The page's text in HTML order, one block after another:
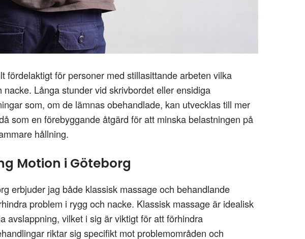
fördelaktigt för personer med stillasittande arbeten vilka
Långa stunder vid skrivbordet eller ensidiga
som, om de lämnas obehandlade, kan utvecklas till mer
som en förebyggande åtgärd för att minska belastningen på
hållning.
Motion i Göteborg
erbjuder jag både klassisk massage och behandlande
problem i rygg och nacke. Klassisk massage är idealisk
avslappning, vilket i sig är viktigt för att förhindra
riktar sig specifikt mot problemområden och